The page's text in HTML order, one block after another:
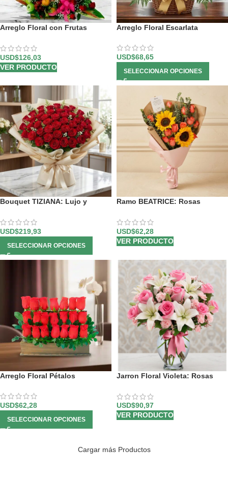
Arreglo Floral con Frutas
USD$126,03
VER PRODUCTO
Arreglo Floral Escarlata
USD$68,65
SELECCIONAR OPCIONES
Bouquet TIZIANA: Lujo y
USD$219,93
SELECCIONAR OPCIONES
Ramo BEATRICE: Rosas
Expresar tus Sentimientos 💌
USD$62,28
VER PRODUCTO
Arreglo Floral Pétalos
USD$62,28
SELECCIONAR OPCIONES
Jarron Floral Violeta: Rosas
Cristal ✨
USD$90,97
VER PRODUCTO
Cargar más Productos